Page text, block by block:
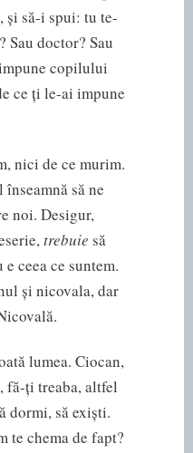
și să-i spui: tu te-
Sau doctor? Sau
copilului
ce ți le-ai impune
nici de ce murim.
să ne
noi. Desigur,
trebuie să
ceea ce suntem.
și nicovala, dar
lumea. Ciocan,
fă-ți treaba, altfel
dormi, să exiști.
te chema de fapt?